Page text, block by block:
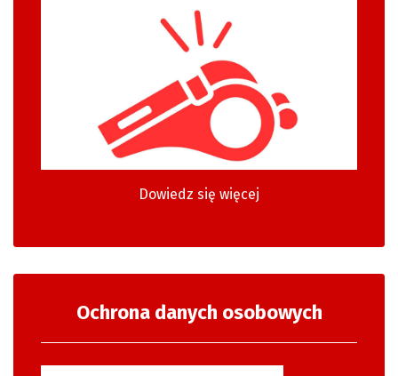
Dowiedz się więcej
Ochrona danych osobowych